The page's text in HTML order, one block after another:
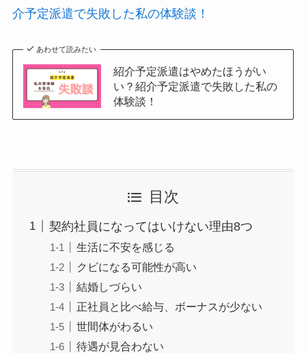
介予定派遣で失敗した私の体験談！
あわせて読みたい
紹介予定派遣はやめたほうがい
い？紹介予定派遣で失敗した私の
体験談！
目次
契約社員になってはいけない理由8つ
生活に不安を感じる
クビになる可能性が高い
結婚しづらい
正社員と比べ給与、ボーナスが少ない
世間体がわるい
待遇が見合わない